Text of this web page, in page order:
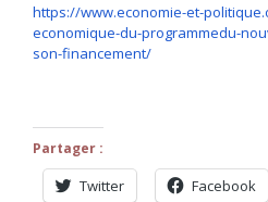
https://www.economie-et-
economique-du-programmedu-
son-financement/
Partager :
Twitter Facebook